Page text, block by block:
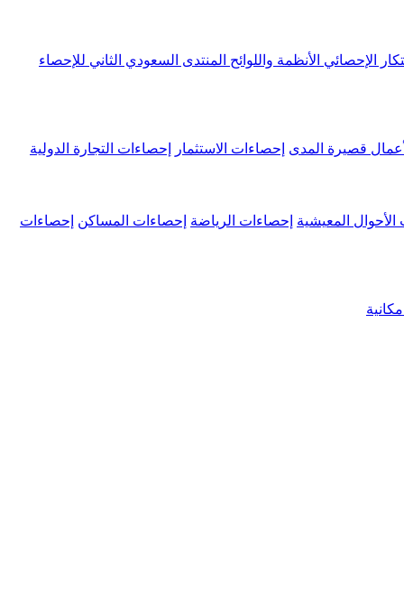
الإحصائي الأنظمة واللوائح المنتدى السعودي الثاني للإحصاء
قصيرة المدى إحصاءات الاستثمار إحصاءات التجارة الدولية
الأحوال المعيشية إحصاءات الرياضة إحصاءات المساكن إحصاءات